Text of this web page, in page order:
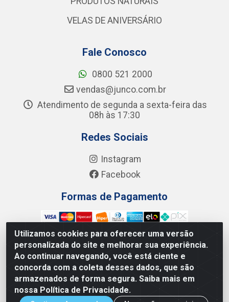
Utilizamos cookies para oferecer uma versão
personalizada do site e melhorar sua experiência.
Ao continuar navegando, você está ciente e
concorda com a coleta desses dados, que são
armazenados de forma segura. Saiba mais em
nossa Política de Privacidade.
VELAS DE ANIVERSÁRIO
Fale Conosco
0800 521 2000
vendas@junco.com.br
Atendimento de segunda a sexta-feira das
08h às 17:30
Redes Sociais
Instagram
Facebook
Formas de Pagamento
Junco Industria e Comercio Ltda - R. Lineu Anterino
Mariano, 505 - Distrito Industrial, Uberlândia - MG CEP
38.402-346 - CNPJ: 66.312.653/0001-14